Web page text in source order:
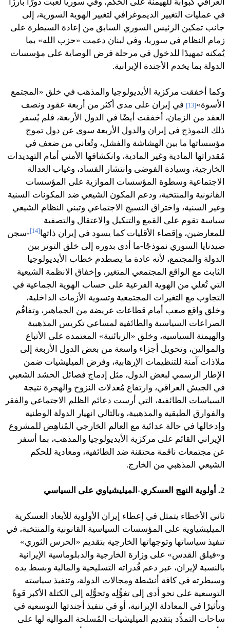
في عمليات التغيير الديموغرافي لتغيير الهوية السورية، إلى
جانب تمكين الرئيس السوري السابق من إعادة السيطرة على
زمام النظام في سوريا، وفي لبنان دعمت «حزب الله» بما
يُمكنه تمهيدًا للدخول في مرحلة فرض الوصاية على مؤسسات
الدولة بما يخدم الأجندة الإيرانية.
وكما أخفقت مركزية الأيديولوجيا والمذهب في خلق «المجتمع
الأسوة» [13]
في إيران على مدى أكثر من أربعة عقود ونصف
العقد من الزمان، أخفقت أيضًا في الدول الأربعة، فلم يُسفر
ذلك النموذج في إيران والدول الأربعة سوى عن دول تموج
مؤسساتها ما بين الهشاشة والفشل، وتُعاني من ضعف في
مُقدراتها المادية وغير المادية، وانكشافها الأمني أمام التهديدات
الخارجية، وسيادة الفوضى وانتشار الفساد، وغياب العدالة
الاجتماعية وسطوة المؤسسات الموازية على المؤسسات
القانونية والمنتخبة، ودعم المكون الشيعي ضد المكونات السنية
وغير السنية، واختراق النسيج الاجتماعي وتبني النظام الشيعي
سياسة تقوم على القمع والتنكيل والاعتقال والتصفية
للمعارضين، وإقصاء الأقليات كما يسود في إيران ذاتها[14]
-سجن
صيدنايا السوري نموذجًا-ما أدى بدوره إلى خلق التوتر بين
الدولة والمجتمع، لأنه عادة ما يصطدم خطاب الأيديولوجيا
الثابت مع الواقع المجتمعي المتغير، وإخفاق الانظمة الشيعية
التي تُعلي من الهوية الفرعية على حساب الهوية الجماعية في
التجاوب مع التغيرات المجتمعية وتسوية الأزمات الداخلية،
وخلق واقع صعب أمام قطاعات عريضة من الجماهير، وتفاقُم
الصراعات السياسية والطائفية لمساعي تكريس المذهبية
والهيمنة السياسية، وخلق «الزبائنية» المعتمدة على الأتباع
والموالين، وتحويل أجزاء واسعة من بعض الدول الأربعة إلى
ملاذات آمنة للتنظيمات الإرهابية، وفرض الميليشيات ضمن
الإطار الرسمي لبعض الدول، مثل إدماج فصائل الحشد الشعبي
في الجيش العراقي، وارتفاع مُعدلات النزوح والهجرة نتيجة
السياسات الطائفية، التي أرست دعائم الظلم الاجتماعي والفقر
والفوارق الطبقية والمذهبية، وبالتالي انهيار الدولة الوطنية
وإدخالها في حالة عدائية مع العالم الخارجي المُناهِض للمشروع
الإيراني القائم على مركزية الأيديولوجيا والمذهب، بما أسفر
عن مجتمعات ناقمة محتقنة ضد الطائفية، ومعادية للحكم
الشيعي المذهبي من الخارج.
2. أولوية النهج العسكري-الميليشياوي على السياسي
ثاني الأخطاء يتمثل في إعطاء إيران الأولوية للأبعاد العسكرية
الميليشياوية على المؤسسات السياسية القانونية والمنتخبة، في
تنفيذ سياساتها وتوجهاتها الخارجية بتقديم «الحرس الثوري»
و«فيلق القدس» على وزارة الخارجية والدبلوماسية الإيرانية
بالنسبة لإيران، عبر دعم قُدراته التسليحية والمالية وبسط يده
وسيطرته في كافة أنشطة ومجالات الدولة، وتنفيذ سياسته
التوسعية على نحو أدى إلى تغوُّلِه وتحوُّلِه إلى الكتلة الأكبر قوةً
وتأثيرًا في المعادلة الإيرانية، أو في تنفيذ أجندتها التوسعية في
ساحات التمدُّد بتقديم الميليشيات المُسلحة الموالية لها على